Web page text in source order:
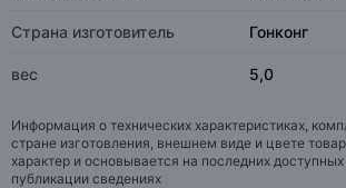
Страна изготовитель Гонконг
вес 5,0
Информация о технических характеристиках,
стране изготовления, внешнем виде и цвете
характер и основывается на последних
публикации сведениях